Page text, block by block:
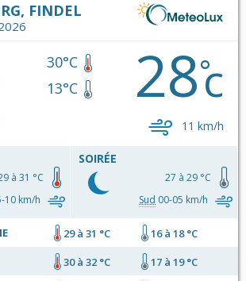
FINDEL
30°C
13°C
28°c
11 km/h
à 31 °C
10 km/h
SOIRÉE
27 à 29 °C
Sud 00-05 km/h
29 à 31 °C
16 à 18 °C
30 à 32 °C
17 à 19 °C